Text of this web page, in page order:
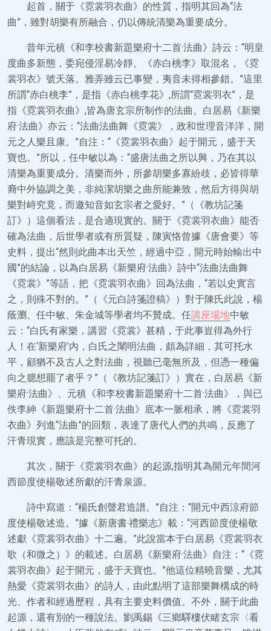
起首，關于《霓裳羽衣曲》的性質，指明其回為“法
曲”，雖對胡樂有所融合，仍以傳統清樂為重要成分。
昔年元稹《和李校書新題樂府十二首·法曲》詩云：“明皇
度曲多新態，委宛侵淫易冷靜。《赤白桃李》取混名，《霓
裳羽衣》號天落。雅弄雖云已事變，夷音未得相參錯。”這里
所謂“赤白桃李”，是指《赤白桃李花》,所謂“霓裳羽衣”，是
指《霓裳羽衣曲》,皆為唐玄宗所制作的法曲。白居易《新樂
府·法曲》亦云：“法曲法曲舞《霓裳》，政和世理音洋洋，開
元之人樂且康。”自注：“《霓裳羽衣曲》起于開元，盛于天
寶也。”所以，任中敏以為：“盛唐法曲之所以興，乃在其以
清樂為重要成分。清樂而外，所參胡樂多寡紛歧，必皆得華
裔中外協調之美，非純潔胡樂之曲所能兼致，然后方得與胡
樂對峙究竟，而邀知音如玄宗者之愛好。”（《教坊記箋
訂》）這個看法，是合適現實的。關于《霓裳羽衣曲》能否
確為法曲，后世學者或有所質疑，陳寅恪曾據《唐會要》等
史料，提出“然則此曲本出天竺，經過中亞，開元時始輸出中
國”的結論，以為白居易《新樂府·法曲》詩中“法曲法曲舞
《霓裳》”等語，把《霓裳羽衣曲》回為法曲，“若以史實言
之，則殊不對的。”（《元白詩箋證稿》）對于陳氏此說，楊
蔭瀏、任中敏、朱金城等學者均不贊成。任講座場地中敏
云：“白氏有家樂，講習《霓裳》甚精，于此事豈得為外行
人！在‘新樂府’內，白氏之闡明法曲，頗為詳細，其可托水
平，顧猶不及古人之對法曲，視聽已毫無所及，但憑一種偏
向之臆想罷了者乎？”（《教坊記箋訂》）實在，白居易《新
樂府·法曲》、元稹《和李校書新題樂府十二首·法曲》，與已
佚李紳《新題樂府十二首·法曲》底本一脈相承，將《霓裳羽
衣曲》列進“法曲”的回類，表達了唐代人們的共鳴，反應了
汗青現實，應該是完整可托的。
其次，關于《霓裳羽衣曲》的起源,指明其為開元年間河
西節度使楊敬述所獻的汗青泉源。
詩中寫道：“楊氏創聲君造譜。”自注：“開元中西涼府節
度使楊敬述造。”據《新唐書·禮樂志》載：“河西節度使楊敬
述獻《霓裳羽衣曲》十二遍。”此說當本于白居易《霓裳羽衣
歌（和微之）》的載述。白居易《新樂府·法曲》自注：“《霓
裳羽衣曲》起于開元，盛于天寶也。”他這位精曉音樂，尤其
熱愛《霓裳羽衣曲》的詩人，由此點明了這部樂舞構成的時
光、作者和經過歷程，具有主要史料價值。不外，關于此曲
起源，還有別的一種說法。劉禹錫《三鄉驛樓伏睹玄宗〈看